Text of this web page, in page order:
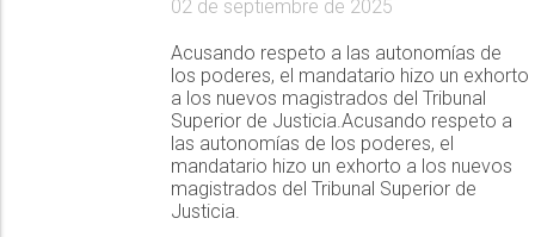
02 de septiembre de 2025
Acusando respeto a las autonomías de
los poderes, el mandatario hizo un exhorto
a los nuevos magistrados del Tribunal
Superior de Justicia.Acusando respeto a
las autonomías de los poderes, el
mandatario hizo un exhorto a los nuevos
magistrados del Tribunal Superior de
Justicia.